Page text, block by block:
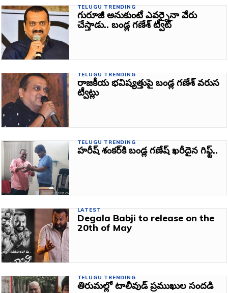
TELUGU TRENDING
గురూజీ అనుకుంటే ఎవర్నైనా వేరు
చేస్తాడు.. బండ్ల గణేశ్‌ ట్వీట్‌
TELUGU TRENDING
రాజకీయ భవిష్యత్తుపై బండ్ల గణేశ్‌ వరుస
ట్వీట్లు
TELUGU TRENDING
హరీష్ శంకర్‌కి బండ్ల గ‌ణేష్ ఖ‌రీదైన గిఫ్ట్‌..
LATEST
Degala Babji to release on the
20th of May
TELUGU TRENDING
తిరుమల్లో టాలీవుడ్‌ ప్రముఖుల సందడి